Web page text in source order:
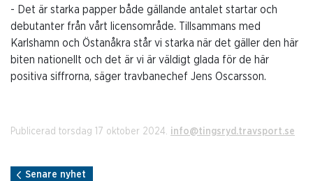
- Det är starka papper både gällande antalet startar och
debutanter från vårt licensområde. Tillsammans med
Karlshamn och Östanåkra står vi starka när det gäller den här
biten nationellt och det är vi är väldigt glada för de här
positiva siffrorna, säger travbanechef Jens Oscarsson.
Publicerad torsdag 17 oktober 2024. info@tingsryd.travsport.se
Senare nyhet